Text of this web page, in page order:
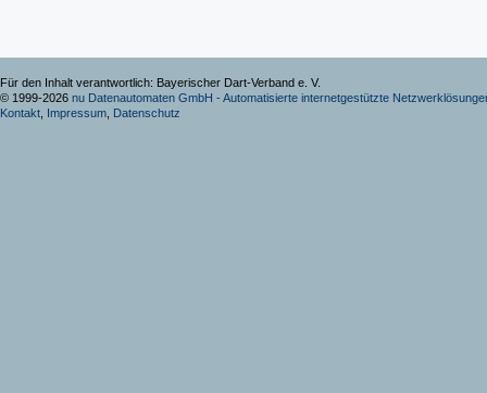
Für den Inhalt verantwortlich: Bayerischer Dart-Verband e. V.
© 1999-2026 nu Datenautomaten GmbH - Automatisierte internetgestützte
Kontakt Impressum Datenschutz